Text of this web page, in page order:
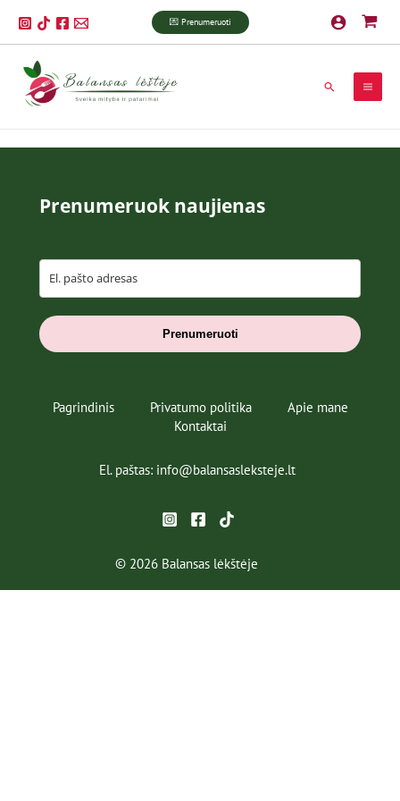
prie
turinio
💌 Prenumeruoti
Paieška
Prenumeruok naujienas
Prenumeruoti
Pagrindinis Privatumo politika
Apie mane
Kontaktai
El. paštas: info@balansasleksteje.lt
© 2026 Balansas lėkštėje